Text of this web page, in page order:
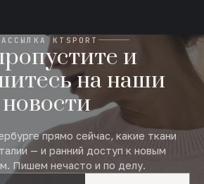
KTSPORT
и
на наши
новости
прямо сейчас, какие ткани
— и ранний доступ к новым
Пишем нечасто и по делу.